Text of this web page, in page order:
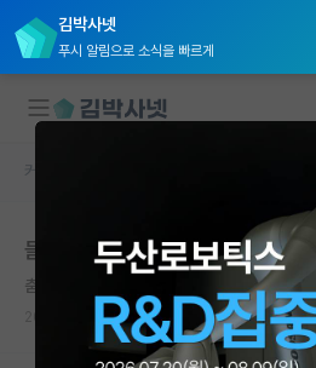
김박사넷
푸시 알림으로 소식을 빠르게
국내대학원 정보
연구실&오픈랩
커뮤니티
커뮤니티 홈
들쑤셨어야 했나
춤추는 찰스 다윈
2023.09.04 20 6084